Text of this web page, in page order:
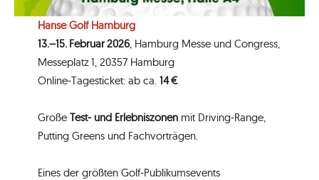
Hanse Golf Hamburg
13.–15. Februar 2026, Hamburg Messe und Congress,
Messeplatz 1, 20357 Hamburg
Online‑Tagesticket: ab ca. 14 €
Große Test‑ und Erlebniszonenmit Driving‑Range,
Putting Greens und Fachvorträgen.
Eines der größten Golf‑Publikumsevents